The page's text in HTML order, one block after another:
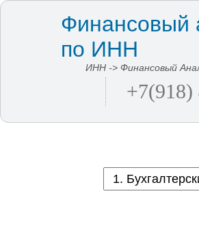
Финансовый
по ИНН
ИНН -> Финансовый
+7(918)